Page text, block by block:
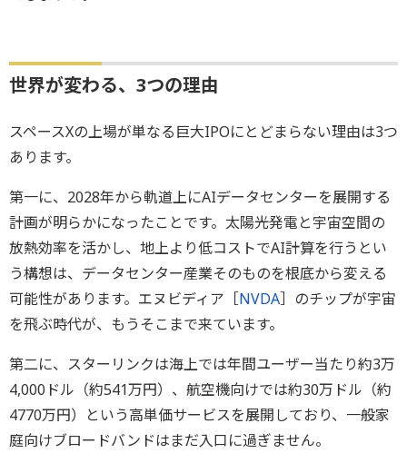
世界が変わる、3つの理由
スペースXの上場が単なる巨大IPOにとどまらない理由は3つ
あります。
第一に、2028年から軌道上にAIデータセンターを展開する
計画が明らかになったことです。太陽光発電と宇宙空間の
放熱効率を活かし、地上より低コストでAI計算を行うとい
う構想は、データセンター産業そのものを根底から変える
可能性があります。エヌビディア［NVDA］のチップが宇宙
を飛ぶ時代が、もうそこまで来ています。
第二に、スターリンクは海上では年間ユーザー当たり約3万
4,000ドル（約541万円）、航空機向けでは約30万ドル（約
4770万円）という高単価サービスを展開しており、一般家
庭向けブロードバンドはまだ入口に過ぎません。